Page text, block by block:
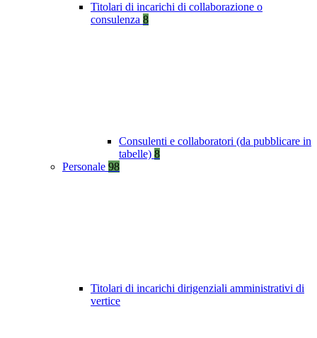
Titolari di incarichi di collaborazione o
consulenza 8
Consulenti e collaboratori (da pubblicare in
tabelle) 8
Personale 98
Titolari di incarichi dirigenziali amministrativi di
vertice